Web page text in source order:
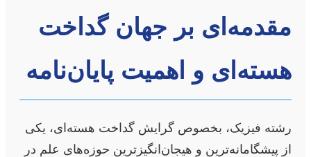
مقدمه‌ای بر جهان گداخت
هسته‌ای و اهمیت پایان‌نامه
رشته فیزیک، بخصوص گرایش گداخت هسته‌ای، یکی
از پیشگامانه‌ترین و هیجان‌انگیزترین حوزه‌های علم در